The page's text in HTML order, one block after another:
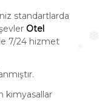
standartlarda
Otel
7/24 hizmet
kimyasallar